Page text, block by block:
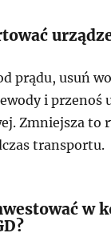
prądu, usuń
i przenoś
Zmniejsza to
transportu.
w